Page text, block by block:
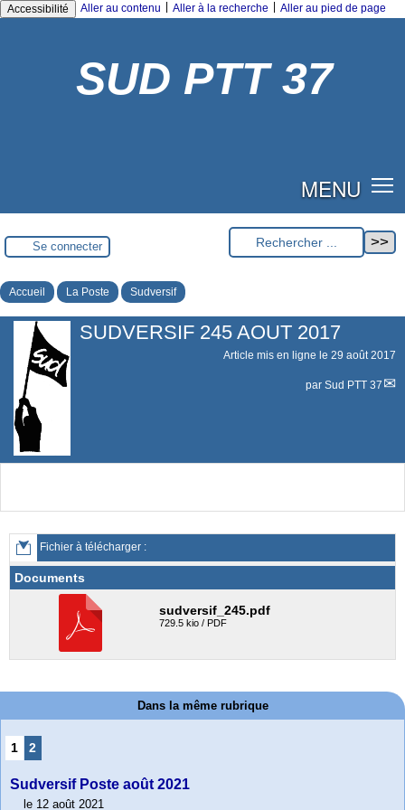
Accessibilité Aller au contenu Aller à la recherche Aller au pied de page
SUD PTT 37
MENU
Se connecter
Accueil La Poste Sudversif
SUDVERSIF 245 AOUT 2017
Article mis en ligne le 29 août 2017
par Sud PTT 37
Fichier à télécharger :
Documents
sudversif_245.pdf
729.5 kio / PDF
Dans la même rubrique
1 2
Sudversif Poste août 2021
le 12 août 2021